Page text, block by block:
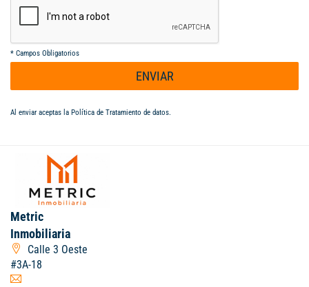
* Campos Obligatorios
ENVIAR
Al enviar aceptas la Política de Tratamiento de datos.
Metric
Inmobiliaria
Calle 3 Oeste
#3A-18